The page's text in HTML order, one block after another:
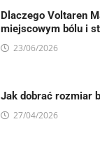
Dlaczego Voltaren
miejscowym bólu i
23/06/2026
Jak dobrać rozmiar
27/04/2026